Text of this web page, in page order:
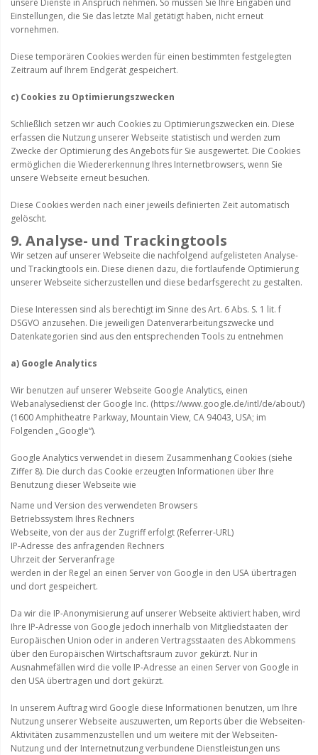
unsere Dienste in Anspruch nehmen. So müssen Sie Ihre Eingaben und
Einstellungen, die Sie das letzte Mal getätigt haben, nicht erneut
vornehmen.
Diese temporären Cookies werden für einen bestimmten festgelegten
Zeitraum auf Ihrem Endgerät gespeichert.
c) Cookies zu Optimierungszwecken
Schließlich setzen wir auch Cookies zu Optimierungszwecken ein. Diese
erfassen die Nutzung unserer Webseite statistisch und werden zum
Zwecke der Optimierung des Angebots für Sie ausgewertet. Die Cookies
ermöglichen die Wiedererkennung Ihres Internetbrowsers, wenn Sie
unsere Webseite erneut besuchen.
Diese Cookies werden nach einer jeweils definierten Zeit automatisch
gelöscht.
9. Analyse- und Trackingtools
Wir setzen auf unserer Webseite die nachfolgend aufgelisteten Analyse-
und Trackingtools ein. Diese dienen dazu, die fortlaufende Optimierung
unserer Webseite sicherzustellen und diese bedarfsgerecht zu gestalten.
Diese Interessen sind als berechtigt im Sinne des Art. 6 Abs. S. 1 lit. f
DSGVO anzusehen. Die jeweiligen Datenverarbeitungszwecke und
Datenkategorien sind aus den entsprechenden Tools zu entnehmen
a) Google Analytics
Wir benutzen auf unserer Webseite Google Analytics, einen
Webanalysedienst der Google Inc. (https://www.google.de/intl/de/about/)
(1600 Amphitheatre Parkway, Mountain View, CA 94043, USA; im
Folgenden „Google“).
Google Analytics verwendet in diesem Zusammenhang Cookies (siehe
Ziffer 8). Die durch das Cookie erzeugten Informationen über Ihre
Benutzung dieser Webseite wie
Name und Version des verwendeten Browsers
Betriebssystem Ihres Rechners
Webseite, von der aus der Zugriff erfolgt (Referrer-URL)
IP-Adresse des anfragenden Rechners
Uhrzeit der Serveranfrage
werden in der Regel an einen Server von Google in den USA übertragen
und dort gespeichert.
Da wir die IP-Anonymisierung auf unserer Webseite aktiviert haben, wird
Ihre IP-Adresse von Google jedoch innerhalb von Mitgliedstaaten der
Europäischen Union oder in anderen Vertragsstaaten des Abkommens
über den Europäischen Wirtschaftsraum zuvor gekürzt. Nur in
Ausnahmefällen wird die volle IP-Adresse an einen Server von Google in
den USA übertragen und dort gekürzt.
In unserem Auftrag wird Google diese Informationen benutzen, um Ihre
Nutzung unserer Webseite auszuwerten, um Reports über die Webseiten-
Aktivitäten zusammenzustellen und um weitere mit der Webseiten-
Nutzung und der Internetnutzung verbundene Dienstleistungen uns